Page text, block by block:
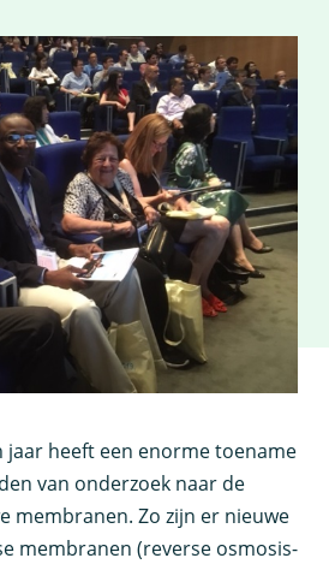
jaar heeft een enorme toename
van onderzoek naar de
membranen. Zo zijn er nieuwe
membranen (reverse osmosis-